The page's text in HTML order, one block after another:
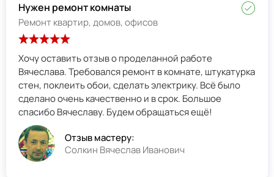
Нужен ремонт комнаты
Ремонт квартир, домов, офисов
Хочу оставить отзыв о проделанной работе
Вячеслава. Требовался ремонт в комнате, штукатурка
стен, поклеить обои, сделать электрику. Всё было
сделано очень качественно и в срок. Большое
спасибо Вячеславу. Будем обращаться ещё!
Отзыв мастеру:
Солкин Вячеслав Иванович